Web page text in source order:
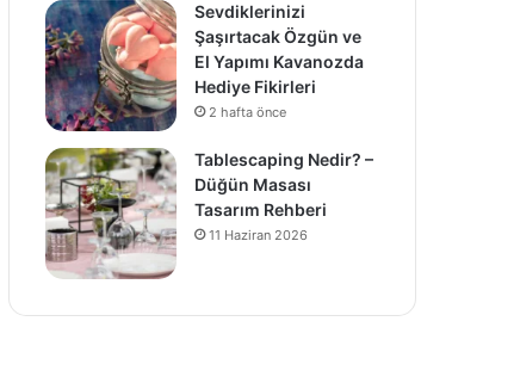
Sevdiklerinizi
Şaşırtacak Özgün ve
El Yapımı Kavanozda
Hediye Fikirleri
2 hafta önce
Tablescaping Nedir? –
Düğün Masası
Tasarım Rehberi
11 Haziran 2026